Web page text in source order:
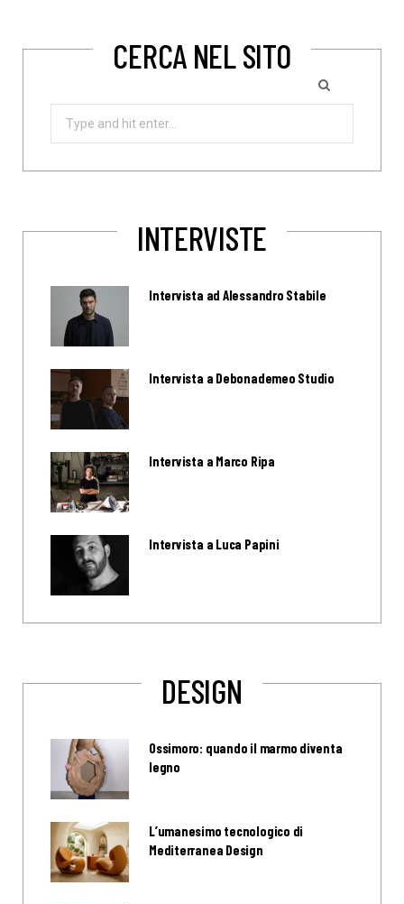
CERCA NEL SITO
Search
INTERVISTE
Intervista ad Alessandro Stabile
Intervista a Debonademeo Studio
Intervista a Marco Ripa
Intervista a Luca Papini
DESIGN
Ossimoro: quando il marmo diventa
legno
L’umanesimo tecnologico di
Mediterranea Design